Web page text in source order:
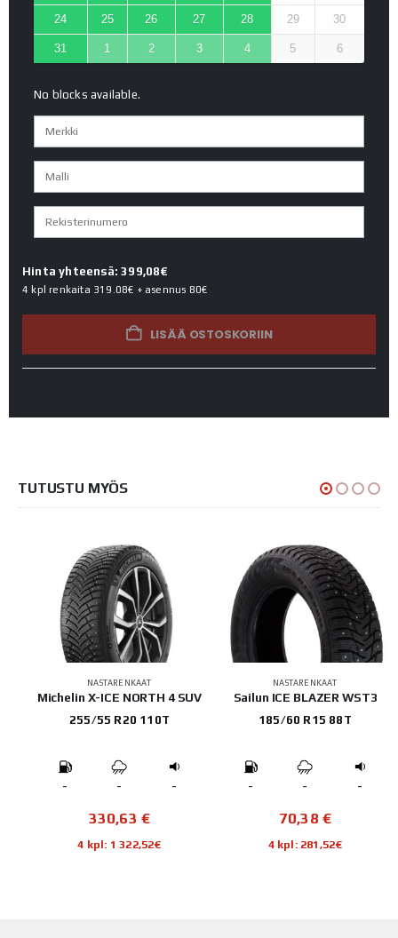
24 25 26 27 28 29 30
31 1 2 3 4 5 6
No blocks available.
Hinta yhteensä: 399,08€
4 kpl renkaita 319.08€ + asennus 80€
LISÄÄ OSTOSKORIIN
TUTUSTU MYÖS
NASTARENKAAT
Sailun ICE BLAZER WST3
185/60 R15 88T
- - -
70,38 €
4 kpl: 281,52€
NASTARENKAAT
Michelin X-ICE NORTH 4 SUV
235/55 R19 105T
- - -
280,82€
4 kpl: 1 123,28€